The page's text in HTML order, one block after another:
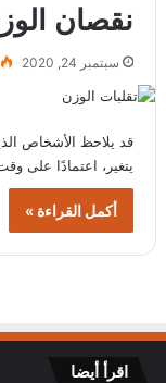
نقصان
سبتمبر 24, 2020
قد يلاحظ الأشخاص
يتغير، اعتمادًا على
أكمل القراءة »
اقرأ أيضا